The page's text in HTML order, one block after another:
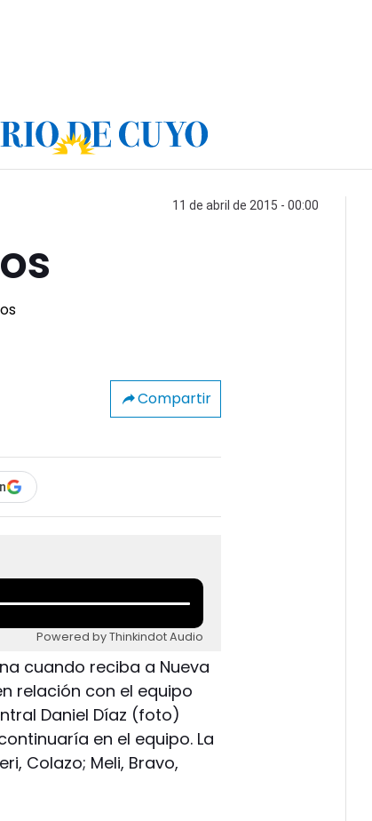
11 de abril de 2015 - 00:00
Compartir
Powered by Thinkindot Audio
cuando reciba a Nueva
relación con el equipo
Daniel Díaz (foto)
en el equipo. La
Colazo; Meli, Bravo,